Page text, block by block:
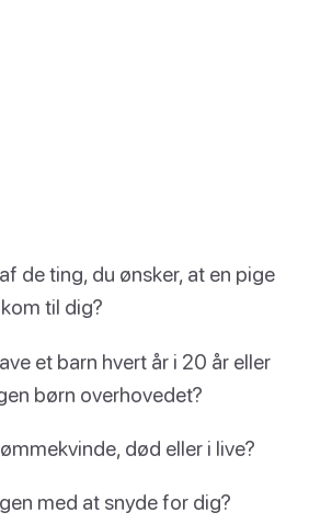
de ting, du ønsker, at en pige
til dig?
et barn hvert år i 20 år eller
børn overhovedet?
død eller i live?
med at snyde for dig?